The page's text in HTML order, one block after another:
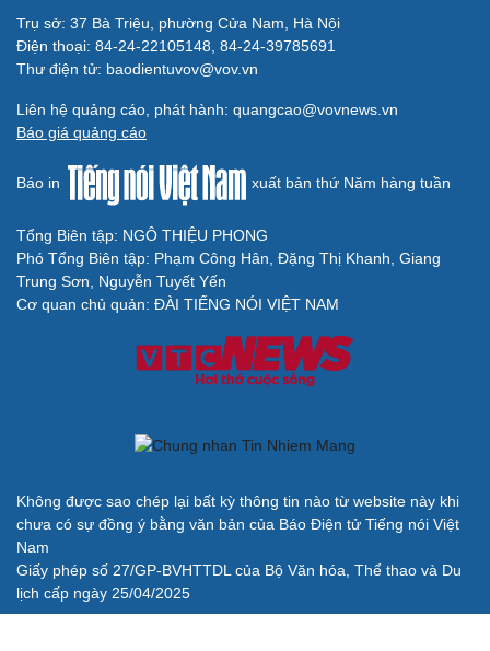
Trụ sở: 37 Bà Triệu, phường Cửa Nam, Hà Nội
Điện thoại: 84-24-22105148, 84-24-39785691
Thư điện tử: baodientuvov@vov.vn
Liên hệ quảng cáo, phát hành: quangcao@vovnews.vn
Báo giá quảng cáo
Báo in xuất bản thứ Năm hàng tuần
Tổng Biên tập: NGÔ THIỆU PHONG
Phó Tổng Biên tập: Phạm Công Hân, Đặng Thị Khanh, Giang
Trung Sơn, Nguyễn Tuyết Yến
Cơ quan chủ quản: ĐÀI TIẾNG NÓI VIỆT NAM
Không được sao chép lại bất kỳ thông tin nào từ website này khi
chưa có sự đồng ý bằng văn bản của Báo Điện tử Tiếng nói Việt
Nam
Giấy phép số 27/GP-BVHTTDL của Bộ Văn hóa, Thể thao và Du
lịch cấp ngày 25/04/2025